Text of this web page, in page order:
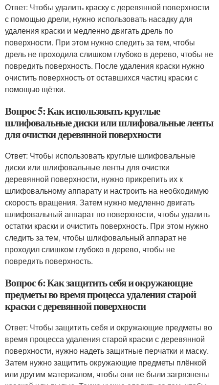
Ответ: Чтобы удалить краску с деревянной поверхности
с помощью дрели, нужно использовать насадку для
удаления краски и медленно двигать дрель по
поверхности. При этом нужно следить за тем, чтобы
дрель не проходила слишком глубоко в дерево, чтобы не
повредить поверхность. После удаления краски нужно
очистить поверхность от оставшихся частиц краски с
помощью щётки.
Вопрос 5: Как использовать круглые
шлифовальные диски или шлифовальные ленты
для очистки деревянной поверхности
Ответ: Чтобы использовать круглые шлифовальные
диски или шлифовальные ленты для очистки
деревянной поверхности, нужно прикрепить их к
шлифовальному аппарату и настроить на необходимую
скорость вращения. Затем нужно медленно двигать
шлифовальный аппарат по поверхности, чтобы удалить
остатки краски и очистить поверхность. При этом нужно
следить за тем, чтобы шлифовальный аппарат не
проходил слишком глубоко в дерево, чтобы не
повредить поверхность.
Вопрос 6: Как защитить себя и окружающие
предметы во время процесса удаления старой
краски с деревянной поверхности
Ответ: Чтобы защитить себя и окружающие предметы во
время процесса удаления старой краски с деревянной
поверхности, нужно надеть защитные перчатки и маску.
Затем нужно защитить окружающие предметы плёнкой
или другим материалом, чтобы они не были загрязнены